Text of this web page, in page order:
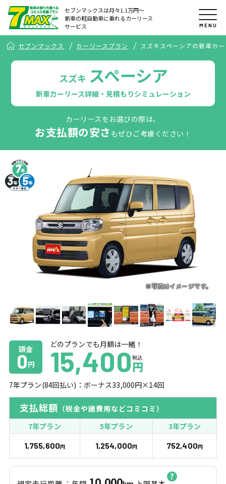
セブンマックスは月々1.1万円〜
新車の軽自動車に乗れるカーリース
サービス
MENU
セブンマックス カーリースプラン スズキスペーシアの新車カ
スズキ スペーシア
新車カーリース詳細・見積もりシミュレーション
カーリースをお選びの際は、
お支払額の安さ もぜひご考慮ください！
頭金
0円
どのプランでも月額は一緒！
15,400 税込
円
7年プラン(84回払い)：ボーナス33,000円×14回
支払総額 （税金や諸費用などコミコミ）
7年プラン
5年プラン 3年プラン
1,755,600円 1,254,000円 752,400円